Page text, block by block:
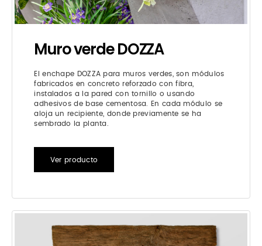
Muro verde DOZZA
El enchape DOZZA para muros verdes, son módulos
fabricados en concreto reforzado con fibra,
instalados a la pared con tornillo o usando
adhesivos de base cementosa. En cada módulo se
aloja un recipiente, donde previamente se ha
sembrado la planta.
Ver producto